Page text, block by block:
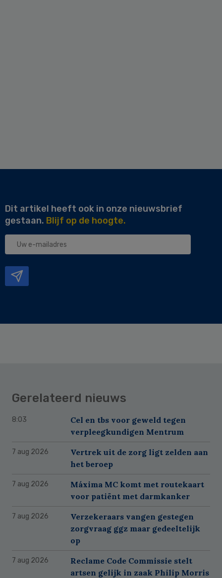
Dit artikel heeft ook in onze nieuwsbrief
gestaan. Blijf op de hoogte.
Uw
Gerelateerd nieuws
8:03
Cel en tbs voor geweld tegen
verpleegkundigen Mentrum
7 aug 2026
Vertrek uit de zorg ligt zelden aan
het beroep
7 aug 2026
Máxima MC komt met routekaart
voor patiënt met darmkanker
7 aug 2026
Verzekeraars vangen gestegen
zorgvraag ggz maar gedeeltelijk
op
7 aug 2026
Reclame Code Commissie stelt
artsen gelijk in zaak Philip Morris